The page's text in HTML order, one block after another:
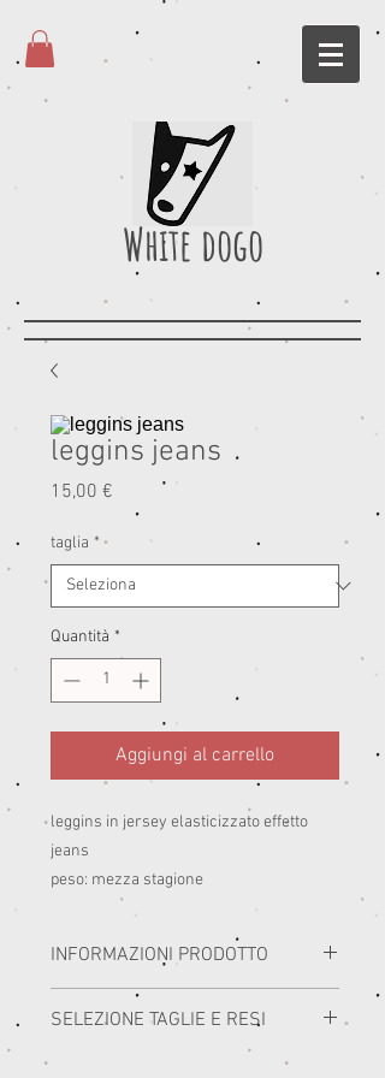
White dogo
leggins jeans
15,00 € Prezzo
taglia *
Quantità *
Aggiungi al carrello
leggins in jersey elasticizzato effetto
jeans
peso: mezza stagione
INFORMAZIONI PRODOTTO
I miei capi sono realizzati con i migliori
materiali prodotti in Italia.
SELEZIONE TAGLIE E RESI
PRIMA DELL'ACQUISTO SI RACCOMANDA DI